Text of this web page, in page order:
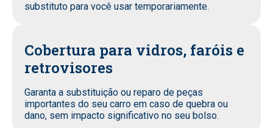
substituto para você usar temporariamente.
Cobertura para vidros, faróis e
retrovisores
Garanta a substituição ou reparo de peças
importantes do seu carro em caso de quebra ou
dano, sem impacto significativo no seu bolso.